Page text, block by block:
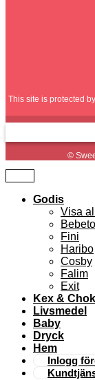
This site is protected
©
Godis
Visa
Bebeto
Fini
Haribo
Cosby
Falim
Exit
Kex &
Livsmedel
Baby
Dryck
Hem
Inlogg